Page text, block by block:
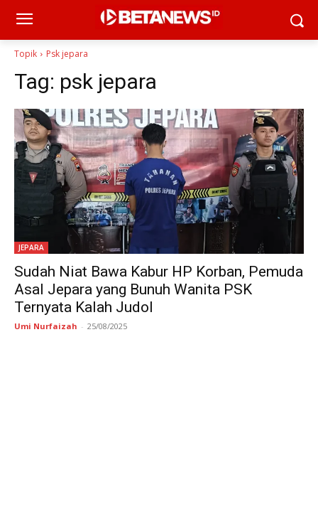
Topik Psk jepara
Tag: psk jepara
JEPARA
Sudah Niat Bawa Kabur HP Korban, Pemuda
Asal Jepara yang Bunuh Wanita PSK
Ternyata Kalah Judol
Umi Nurfaizah - 25/08/2025